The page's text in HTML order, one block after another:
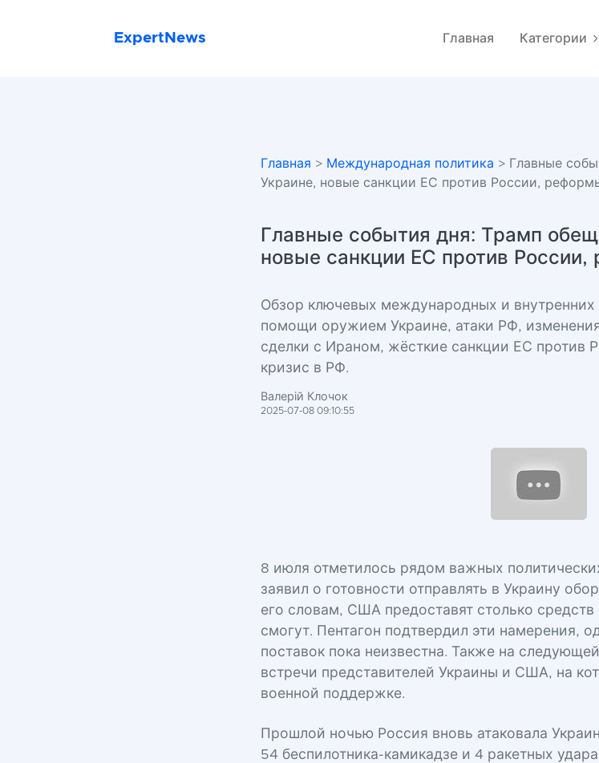
ExpertNews Главная Категории
Главная > Международная политика > Главные
Украине, новые санкции ЕС против России,
Главные события дня: Трамп
новые санкции ЕС против
Обзор ключевых международных и внутренних
помощи оружием Украине, атаки РФ,
сделки с Ираном, жёсткие санкции ЕС против
кризис в РФ.
Валерій Клочок
2025-07-08 09:10:55
8 июля отметилось рядом важных
заявил о готовности отправлять в Украину
его словам, США предоставят столько
смогут. Пентагон подтвердил эти намерения,
поставок пока неизвестна. Также на
встречи представителей Украины и США, на
военной поддержке.
Прошлой ночью Россия вновь атаковала
54 беспилотника-камикадзе и 4 ракетных